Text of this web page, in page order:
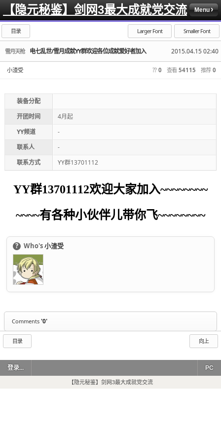
【隐元秘鉴】剑网3最大成就党交流 Menu
目录 Larger Font Smaller Font
雪月天枪 2015.04.15 02:40
电七乱世/雪月成就YY群欢迎各位成就爱好者加入
小渣受 ?? 0 查看 54115 推荐 0
装备分配
开团时间
4月起
YY频道
-
联系人
-
联系方式
YY群13701112
YY群13701112欢迎大家加入~~~~~~~~
~~~~有各种小伙伴儿带你飞~~~~~~~~
? Who's小渣受
Comments '0'
目录 向上
登录... PC
【隐元秘鉴】剑网3最大成就党交流